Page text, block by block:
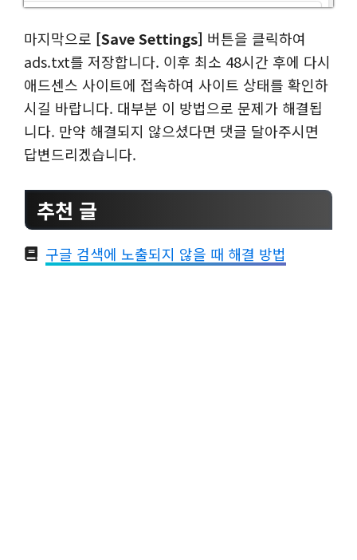
마지막으로 [Save Settings] 버튼을 클릭하여
ads.txt를 저장합니다. 이후 최소 48시간 후에 다시
애드센스 사이트에 접속하여 사이트 상태를 확인하
시길 바랍니다. 대부분 이 방법으로 문제가 해결됩
니다. 만약 해결되지 않으셨다면 댓글 달아주시면
답변드리겠습니다.
추천 글
구글 검색에 노출되지 않을 때 해결 방법